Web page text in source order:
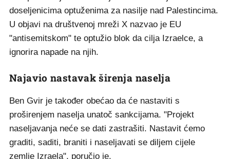
doseljenicima optuženima za nasilje nad Palestincima.
U objavi na društvenoj mreži X nazvao je EU
"antisemitskom" te optužio blok da cilja Izraelce, a
ignorira napade na njih.
Najavio nastavak širenja naselja
Ben Gvir je također obećao da će nastaviti s
proširenjem naselja unatoč sankcijama. "Projekt
naseljavanja neće se dati zastrašiti. Nastavit ćemo
graditi, saditi, braniti i naseljavati se diljem cijele
zemlje Izraela", poručio je.